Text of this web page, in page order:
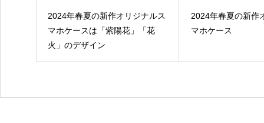
2024年春夏の新作オリジナルス
マホケースは「紫陽花」「花
火」のデザイン
2024年春夏の新作
マホケース